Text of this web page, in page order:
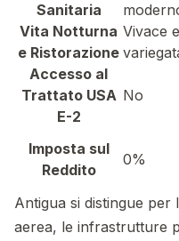
Sanitaria
Vita Notturna
e Ristorazione
Vivace e
Accesso al
Trattato USA
E-2
No
Imposta sul
Reddito
0%
Antigua si distingue
aerea, le infrastrutture